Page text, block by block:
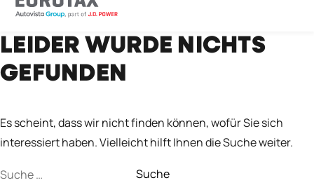
direkt
zum
Inhalt
Eurotax durchsuchen SCHLIESSEN
LEIDER WURDE NICHTS
GEFUNDEN
Es scheint, dass wir nicht finden können, wofür Sie sich
interessiert haben. Vielleicht hilft Ihnen die Suche weiter.
Suche